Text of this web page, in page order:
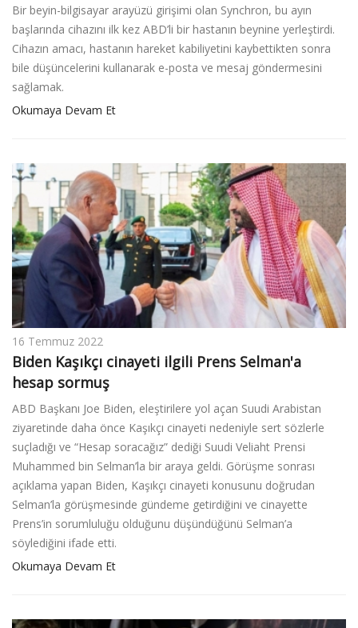
Bir beyin-bilgisayar arayüzü girişimi olan Synchron, bu ayın
başlarında cihazını ilk kez ABD’li bir hastanın beynine yerleştirdi.
Cihazın amacı, hastanın hareket kabiliyetini kaybettikten sonra
bile düşüncelerini kullanarak e-posta ve mesaj göndermesini
sağlamak.
Okumaya Devam Et
16 Temmuz 2022
Biden Kaşıkçı cinayeti ilgili Prens Selman'a
hesap sormuş
ABD Başkanı Joe Biden, eleştirilere yol açan Suudi Arabistan
ziyaretinde daha önce Kaşıkçı cinayeti nedeniyle sert sözlerle
suçladığı ve “Hesap soracağız” dediği Suudi Veliaht Prensi
Muhammed bin Selman’la bir araya geldi. Görüşme sonrası
açıklama yapan Biden, Kaşıkçı cinayeti konusunu doğrudan
Selman’la görüşmesinde gündeme getirdiğini ve cinayette
Prens’in sorumluluğu olduğunu düşündüğünü Selman’a
söylediğini ifade etti.
Okumaya Devam Et